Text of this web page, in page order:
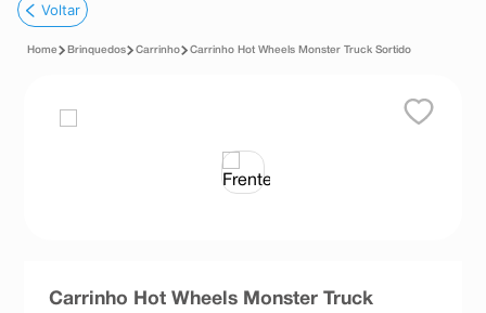
1º fralda
pampers confort sec max
teste gravidez
Voltar
Brinquedos Carrinho Carrinho Hot Wheels Monster Truck Sortido
Carrinho Hot Wheels Monster Truck